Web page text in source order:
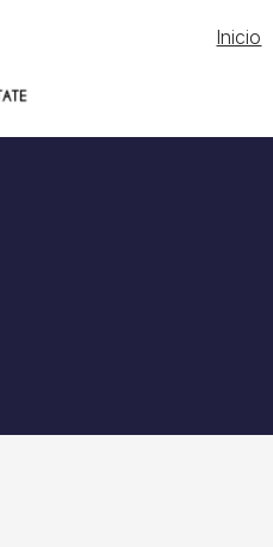
Inicio